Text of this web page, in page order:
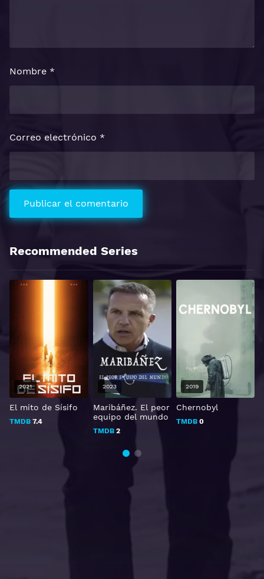
Nombre *
Correo electrónico *
Recommended Series
El mito de Sísifo
TMDB 7.4
2021
Maribáñez. El peor
equipo del mundo
TMDB2
2023
Chernobyl
TMDB0
2019